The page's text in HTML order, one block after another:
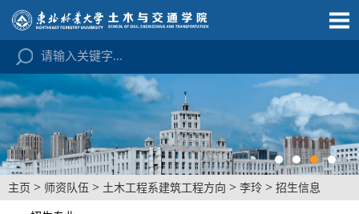
主页 > 师资队伍 > 土木工程系建筑工程方向 > 李玲 > 招生信息